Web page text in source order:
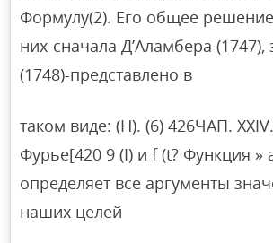
Формулу(2). Его общее
них-сначала Д’Аламбера (1747),
(1748)-представлено в
таком виде: (H). (6) 426ЧАП.
Фурье[420 9 (I) и f (t? Функция »
определяет все аргументы
наших целей